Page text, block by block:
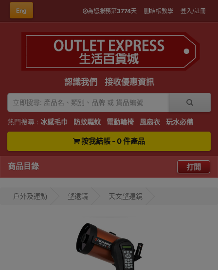
Eng 為您服務第3774天 結帳教學 登入/註冊
認識我們 接收優惠資訊
熱門搜尋 : 冰感毛巾 防蚊驅蚊 電動輪椅 風扇衣 玩水必備
按我結帳 - 0 件產品
商品目錄 打開
戶外及運動 望遠鏡 天文望遠鏡